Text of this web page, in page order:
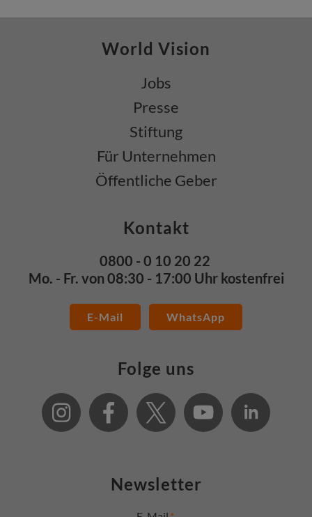
World Vision
Jobs
Presse
Stiftung
Für Unternehmen
Öffentliche Geber
Kontakt
0800 - 0 10 20 22
Mo. - Fr. von 08:30 - 17:00 Uhr kostenfrei
E-Mail WhatsApp
Folge uns
Newsletter